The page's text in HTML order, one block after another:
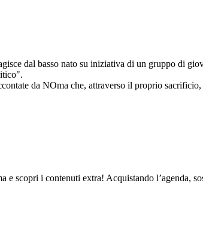
dal basso nato su iniziativa di un gruppo di
da NOma che, attraverso il proprio
scopri i contenuti extra! Acquistando l’agenda,